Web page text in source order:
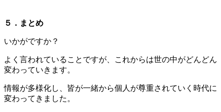
５．まとめ
いかがですか？
よく言われていることですが、これからは世の中がどんどん
変わっていきます。
情報が多様化し、皆が一緒から個人が尊重されていく時代に
変わってきました。